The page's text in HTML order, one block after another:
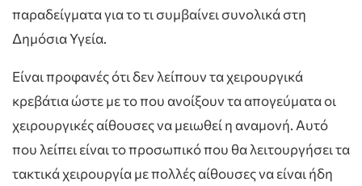
παραδείγματα για το τι συμβαίνει συνολικά στη
Δημόσια Υγεία.
Είναι προφανές ότι δεν λείπουν τα χειρουργικά
κρεβάτια ώστε με το που ανοίξουν τα απογεύματα οι
χειρουργικές αίθουσες να μειωθεί η αναμονή. Αυτό
που λείπει είναι το προσωπικό που θα λειτουργήσει τα
τακτικά χειρουργία με πολλές αίθουσες να είναι ήδη